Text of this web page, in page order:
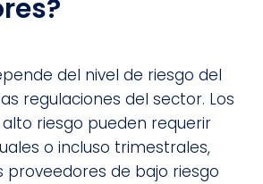
del nivel de riesgo del
regulaciones del sector. Los
riesgo pueden requerir
o incluso trimestrales,
proveedores de bajo riesgo